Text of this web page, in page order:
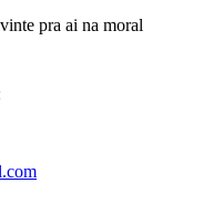
pra ai na moral